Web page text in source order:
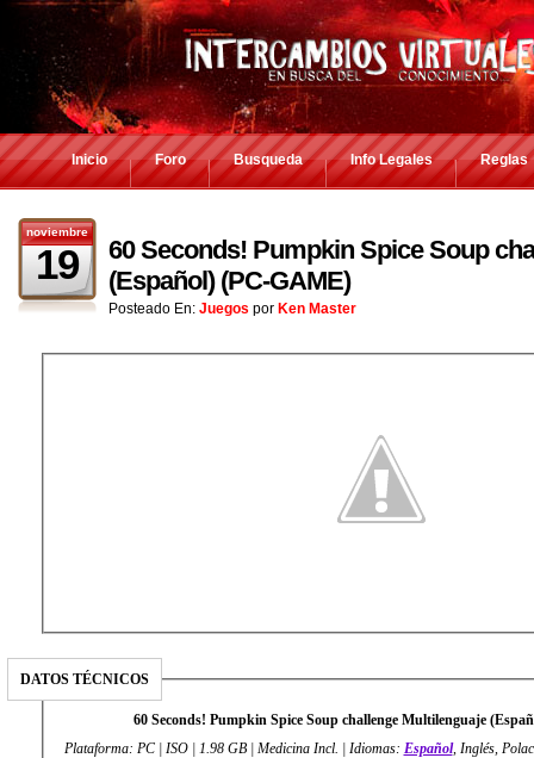
Inicio Foro Busqueda Info Legales Reglas
noviembre
19
60 Seconds! Pumpkin Spice Soup
(Español) (PC-GAME)
Posteado En: Juegos por Ken Master
DATOS TÉCNICOS
60 Seconds! Pumpkin Spice Soup challenge Multilenguaje
Plataforma: PC | ISO | 1.98 GB | Medicina Incl. | Idiomas: Español, Inglés,